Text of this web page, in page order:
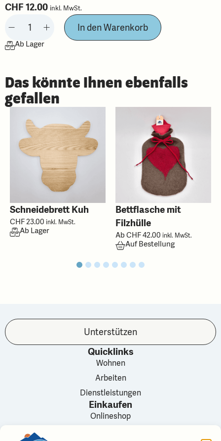
CHF 12.00 inkl. MwSt.
In den Warenkorb
Ab Lager
Das könnte Ihnen ebenfalls
gefallen
Schneidebrett Kuh
CHF23.00 inkl. MwSt.
Ab Lager
Bettflasche mit
Filzhülle
Ab CHF42.00 inkl. MwSt.
Auf Bestellung
Unterstützen
Quicklinks
Wohnen
Arbeiten
Dienstleistungen
Einkaufen
Onlineshop